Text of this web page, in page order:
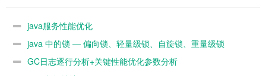
旋锁、重量级
java服务性能优化
java 中的锁 — 偏向锁、轻量级锁、自旋锁、重量级锁
GC日志逐行分析+关键性能优化参数分析